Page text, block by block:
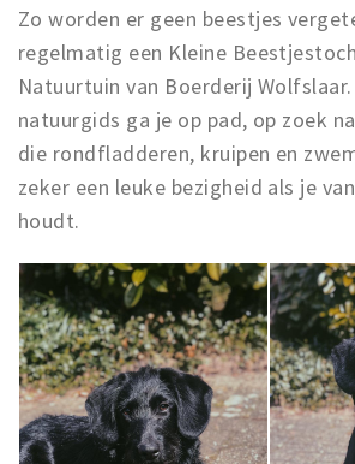
Zo worden er geen beestjes
regelmatig een Kleine
Natuurtuin van Boerderij
natuurgids ga je op pad, op zoek
die rondfladderen, kruipen en
zeker een leuke bezigheid als je
houdt.